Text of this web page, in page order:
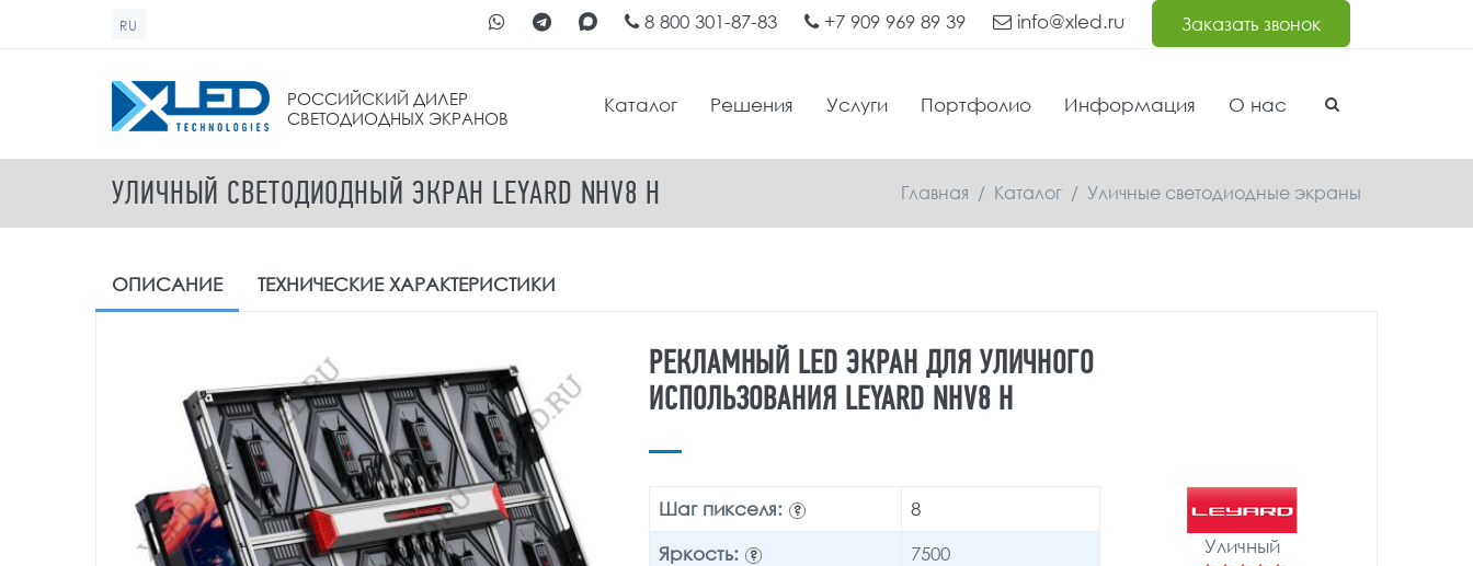
RU 8 800 301-87-83 +7 909 969 89 39 info@xled.ru Заказать звонок
РОССИЙСКИЙ ДИЛЕР
СВЕТОДИОДНЫХ ЭКРАНОВ
ФОРМА ПОИСКА
Каталог Решения Услуги Портфолио Информация О нас
УЛИЧНЫЙ СВЕТОДИОДНЫЙ ЭКРАН LEYARD NHV8 H Главная / Каталог / Уличные светодиодные экраны
ОПИСАНИЕ ТЕХНИЧЕСКИЕХАРАКТЕРИСТИКИ
РЕКЛАМНЫЙ LED ЭКРАН ДЛЯ УЛИЧНОГО
ИСПОЛЬЗОВАНИЯ LEYARD NHV8 H
Шаг пикселя: ?
8
Яркость:
?
7500
Уличный